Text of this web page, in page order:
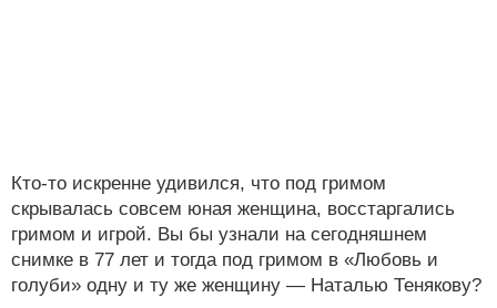
Кто-то искренне удивился, что под гримом
скрывалась совсем юная женщина, восстаргались
гримом и игрой. Вы бы узнали на сегодняшнем
снимке в 77 лет и тогда под гримом в «Любовь и
голуби» одну и ту же женщину — Наталью Тенякову?